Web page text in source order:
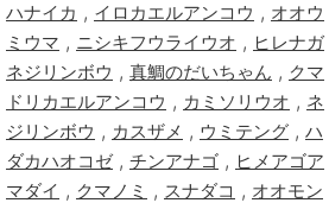
ハナイカ , イロカエルアンコウ , オオウ
ミウマ , ニシキフウライウオ , ヒレナガ
ネジリンボウ , 真鯛のだいちゃん , クマ
ドリカエルアンコウ , カミソリウオ , ネ
ジリンボウ , カスザメ , ウミテング , ハ
ダカハオコゼ, チンアナゴ , ヒメアゴア
マダイ , クマノミ , スナダコ , オオモン